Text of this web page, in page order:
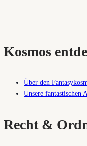
Kosmos
Über den
Unsere fantastischen
Recht &